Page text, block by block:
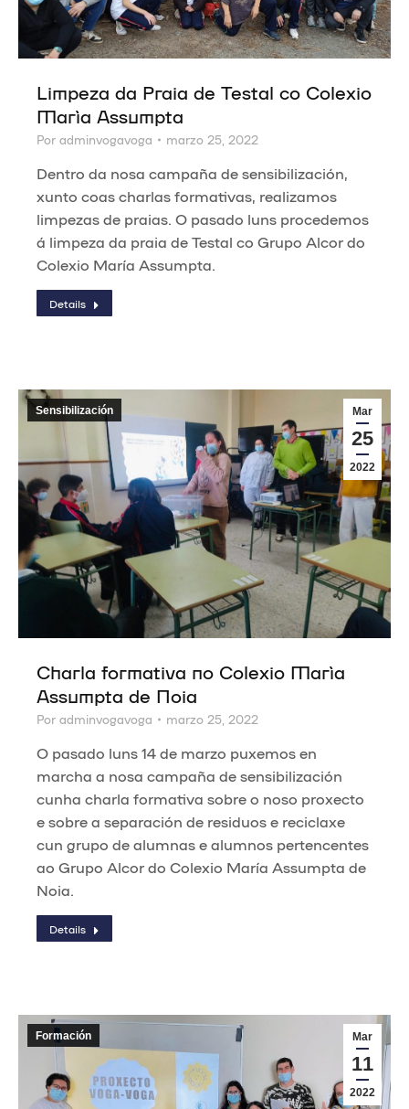
Limpeza da Praia de Testal co Colexio
María Assumpta
Por adminvogavoga marzo 25, 2022
Dentro da nosa campaña de sensibilización,
xunto coas charlas formativas, realizamos
limpezas de praias. O pasado luns procedemos
á limpeza da praia de Testal co Grupo Alcor do
Colexio María Assumpta.
Details
Mar
25
2022
Sensibilización
Charla formativa no Colexio María
Assumpta de Noia
Por adminvogavoga marzo 25, 2022
O pasado luns 14 de marzo puxemos en
marcha a nosa campaña de sensibilización
cunha charla formativa sobre o noso proxecto
e sobre a separación de residuos e reciclaxe
cun grupo de alumnas e alumnos pertencentes
ao Grupo Alcor do Colexio María Assumpta de
Noia.
Details
Mar
11
2022
Formación